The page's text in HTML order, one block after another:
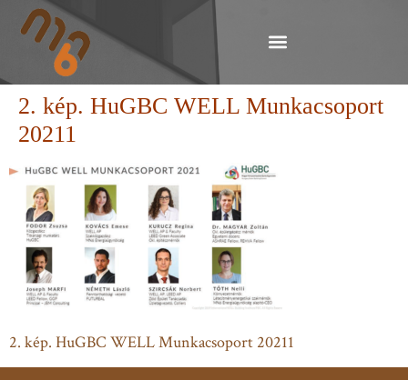
2. kép. HuGBC WELL Munkacsoport
20211
2. kép. HuGBC WELL Munkacsoport 20211